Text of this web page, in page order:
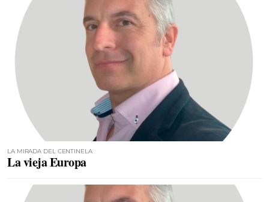
LA MIRADA DEL CENTINELA
La vieja Europa